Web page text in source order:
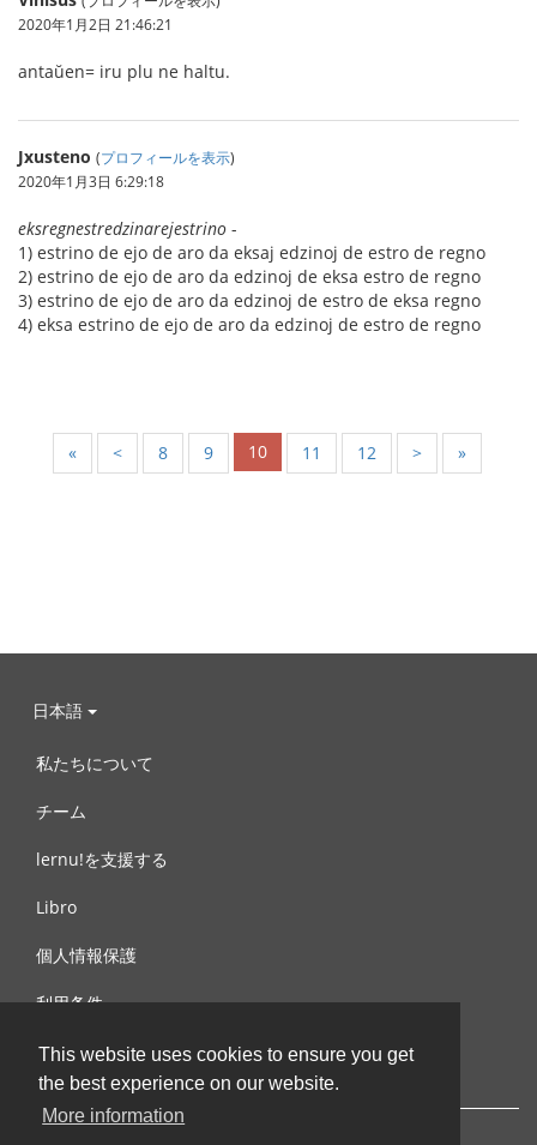
This website uses cookies to ensure you get
the best experience on our website.
More information
2020年1月2日 21:46:21
antaŭen= iru plu ne haltu.
Jxusteno (プロフィールを表示)
2020年1月3日 6:29:18
eksregnestredzinarejestrino -
1) estrino de ejo de aro da eksaj edzinoj de estro de regno
2) estrino de ejo de aro da edzinoj de eksa estro de regno
3) estrino de ejo de aro da edzinoj de estro de eksa regno
4) eksa estrino de ejo de aro da edzinoj de estro de regno
« < 8 9 10 11 12 > »
日本語
私たちについて
チーム
lernu!を支援する
Libro
個人情報保護
利用条件
お問合せ